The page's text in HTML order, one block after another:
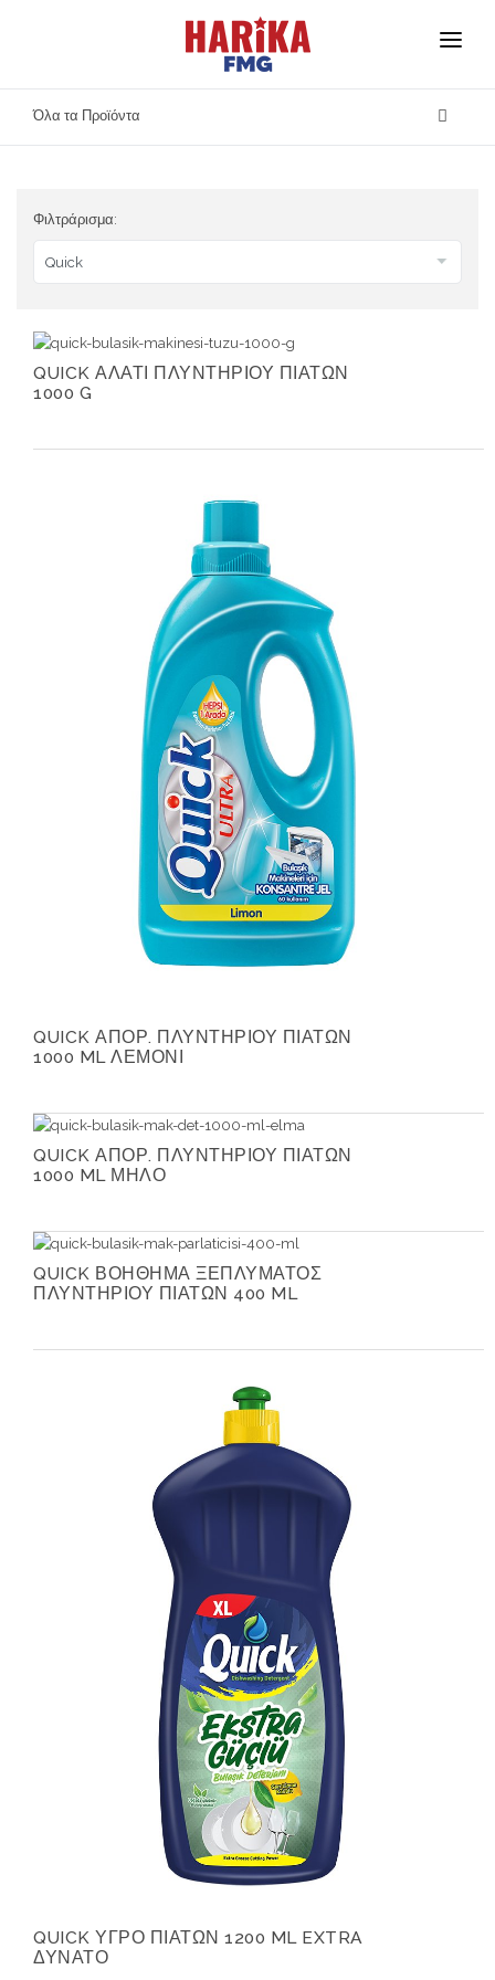
Αρχική
Ασφάλεια Προϊόντων
Επικοινωνία
Όλα τα Προϊόντα
Φιλτράρισμα:
QUICK ΑΛΑΤΙ ΠΛΥΝΤΗΡΙΟΥ ΠΙΑΤΩΝ
1000 G
QUICK ΑΠΟΡ. ΠΛΥΝΤΗΡΙΟΥ ΠΙΑΤΩΝ
1000 ML ΛΕΜΟΝΙ
QUICK ΑΠΟΡ. ΠΛΥΝΤΗΡΙΟΥ ΠΙΑΤΩΝ
1000 ML ΜΗΛΟ
QUICK ΒΟΗΘΗΜΑ ΞΕΠΛΥΜΑΤΟΣ
ΠΛΥΝΤΗΡΙΟΥ ΠΙΑΤΩΝ 400 ML
QUICK ΥΓΡΟ ΠΙΑΤΩΝ 1200 ML EXTRA
ΔΥΝΑΤΟ